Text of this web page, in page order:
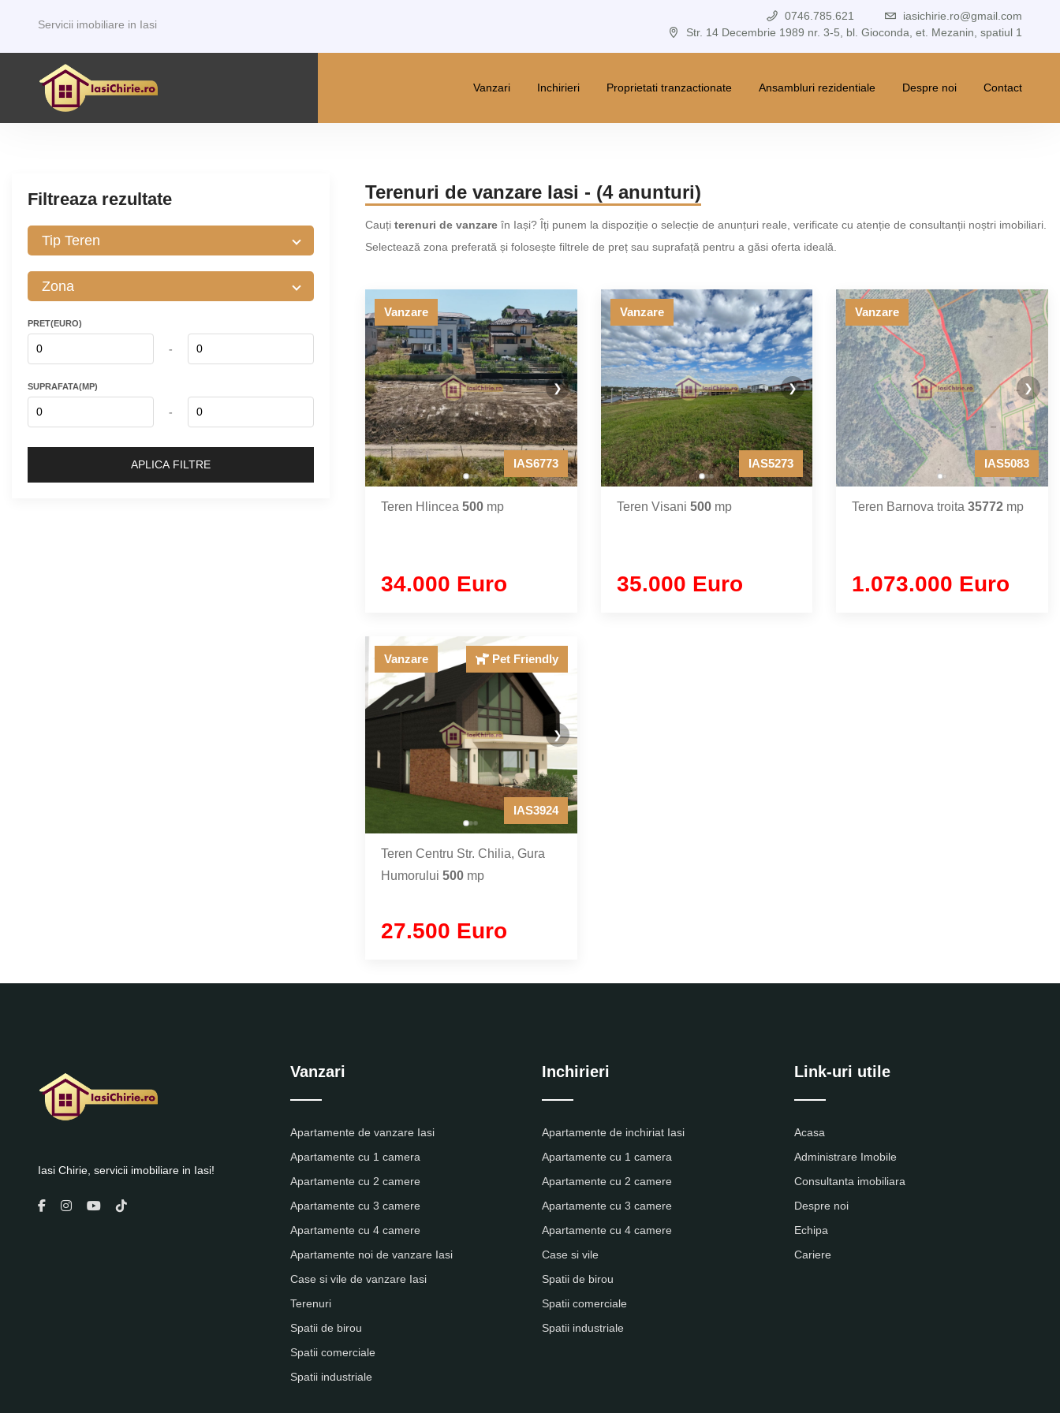
Servicii imobiliare in Iasi
0746.785.621
iasichirie.ro@gmail.com
Str. 14 Decembrie 1989 nr. 3-5, bl. Gioconda, et. Mezanin, spatiul 1
Vanzari Inchirieri Proprietati tranzactionate Ansambluri rezidentiale Despre noi Contact
Filtreaza rezultate
PRET(EURO)
-
SUPRAFATA(MP)
-
Terenuri de vanzare Iasi - (4 anunturi)
Cauți terenuri de vanzare în Iași? Îți punem la dispoziție o selecție de anunțuri reale, verificate cu atenție de consultanții noștri imobiliari.
Selectează zona preferată și folosește filtrele de preț sau suprafață pentru a găsi oferta ideală.
❯
Vanzare
IAS6773
Teren Hlincea 500 mp
34.000 Euro
❯
Vanzare
IAS5273
Teren Visani 500mp
35.000 Euro
❯
Vanzare
IAS5083
Teren Barnova troita35772 mp
1.073.000 Euro
❯
Vanzare
IAS3924
Pet Friendly
Teren Centru Str. Chilia, Gura
Humorului 500 mp
27.500 Euro
Iasi Chirie, servicii imobiliare in Iasi!
Vanzari
Apartamente de vanzare Iasi
Apartamente cu 1 camera
Apartamente cu 2 camere
Apartamente cu 3 camere
Apartamente cu 4 camere
Apartamente noi de vanzare Iasi
Case si vile de vanzare Iasi
Terenuri
Spatii de birou
Spatii comerciale
Spatii industriale
Inchirieri
Apartamente de inchiriat Iasi
Apartamente cu 1 camera
Apartamente cu 2 camere
Apartamente cu 3 camere
Apartamente cu 4 camere
Case si vile
Spatii de birou
Spatii comerciale
Spatii industriale
Link-uri utile
Acasa
Administrare Imobile
Consultanta imobiliara
Despre noi
Echipa
Cariere